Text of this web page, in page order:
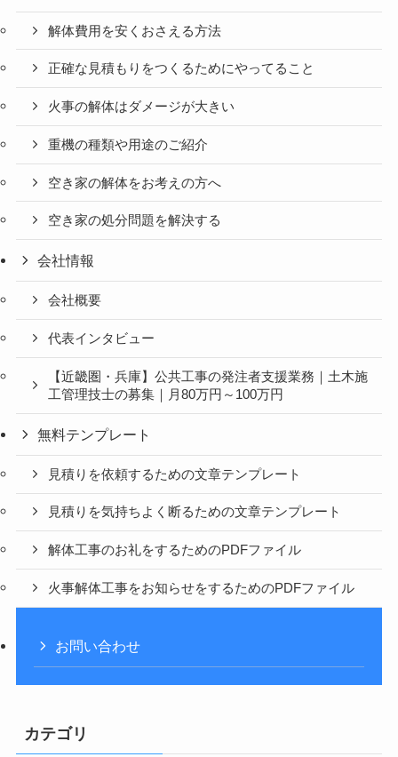
解体費用を安くおさえる方法
正確な見積もりをつくるためにやってること
火事の解体はダメージが大きい
重機の種類や用途のご紹介
空き家の解体をお考えの方へ
空き家の処分問題を解決する
会社情報
会社概要
代表インタビュー
【近畿圏・兵庫】公共工事の発注者支援業務｜土木施
工管理技士の募集｜月80万円～100万円
無料テンプレート
見積りを依頼するための文章テンプレート
見積りを気持ちよく断るための文章テンプレート
解体工事のお礼をするためのPDFファイル
火事解体工事をお知らせをするためのPDFファイル
お問い合わせ
カテゴリ